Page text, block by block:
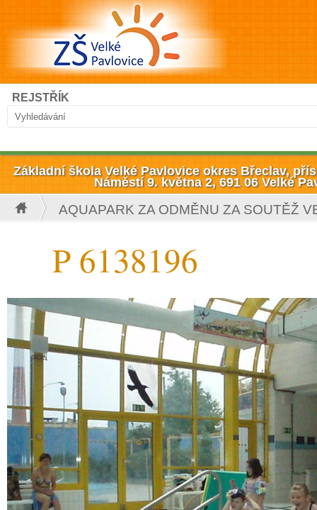
Přejít k hlavnímu obsahu
Vyhledávání
Hledat
REJSTŘÍK
Základní škola Velké Pavlovice okres Břeclav,
Náměstí 9. května 2, 691 06 Velké
Jste zde
AQUAPARK ZA ODMĚNU ZA SOUTĚŽ
P 6138196